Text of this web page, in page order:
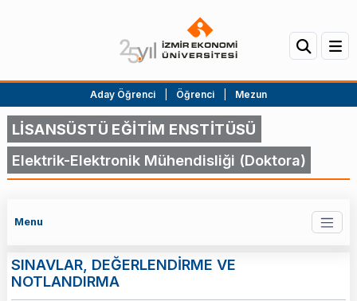
Aday Öğrenci Öğrenci Mezun
LİSANSÜSTÜ EĞİTİM ENSTİTÜSÜ
Elektrik-Elektronik Mühendisliği (Doktora)
Menu
SINAVLAR, DEĞERLENDİRME VE
NOTLANDIRMA